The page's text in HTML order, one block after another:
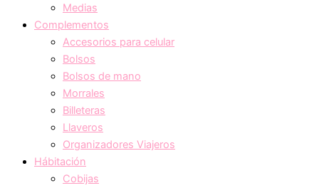
Medias
Complementos
Accesorios para celular
Bolsos
Bolsos de mano
Morrales
Billeteras
Llaveros
Organizadores Viajeros
Hábitación
Cobijas